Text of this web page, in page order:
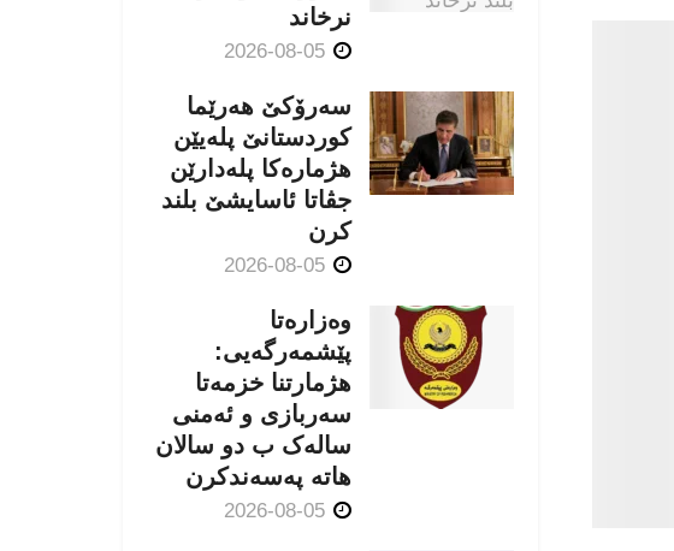
نرخاند
سەرۆکێ هەرێما
کوردستانێ پلەیێن
هژمارەكا پلەدارێن
جڤاتا ئاسایشێ بلند
كرن
وەزارەتا
پێشمەرگەیی:
هژمارتنا خزمەتا
سەربازی و ئەمنی
سالەک ب دو سالان
هاتە پەسەندكرن